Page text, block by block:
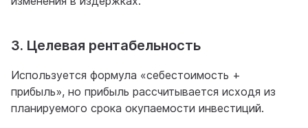
3. Целевая рентабельность
Используется формула «себестоимость +
прибыль», но прибыль рассчитывается исходя из
планируемого срока окупаемости инвестиций.